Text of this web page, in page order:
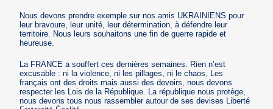
Nous devons prendre exemple sur nos amis UKRAINIENS pour
leur bravoure, leur unité, leur détermination, à défendre leur
territoire. Nous leurs souhaitons une fin de guerre rapide et
heureuse.
La FRANCE a souffert ces dernières semaines. Rien n’est
excusable : ni la violence, ni les pillages, ni le chaos, Les
français ont des droits mais aussi des devoirs, nous devons
respecter les Lois de la République. La république nous protège,
nous devons tous nous rassembler autour de ses devises Liberté